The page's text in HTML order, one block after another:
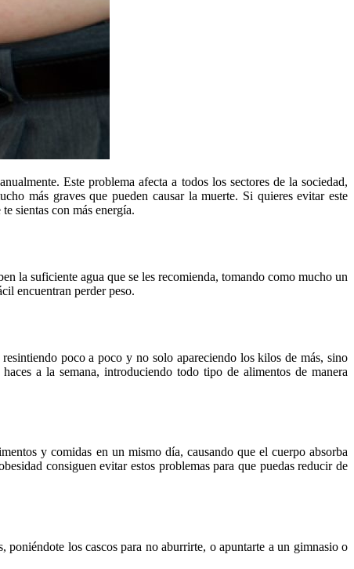
Este problema afecta a todos los sectores de la sociedad,
más graves que pueden causar la muerte. Si quieres evitar este
sientas con más energía.
la suficiente agua que se les recomienda, tomando como mucho un
encuentran perder peso.
poco a poco y no solo apareciendo los kilos de más, sino
a la semana, introduciendo todo tipo de alimentos de manera
y comidas en un mismo día, causando que el cuerpo absorba
consiguen evitar estos problemas para que puedas reducir de
los cascos para no aburrirte, o apuntarte a un gimnasio o